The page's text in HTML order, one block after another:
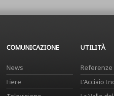
COMUNICAZIONE
News
Fiere
UTILITÀ
Referenze
L'Acciaio